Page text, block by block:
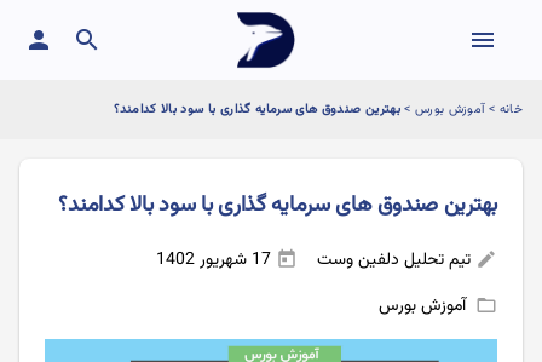
menu
search
person
خانه >آموزش بورس>بهترین صندوق های سرمایه گذاری با سود بالا کدامند؟
بهترین صندوق های سرمایه گذاری با سود بالا کدامند؟
edit تیم تحلیل دلفین وست today
folder_open آموزش بورس